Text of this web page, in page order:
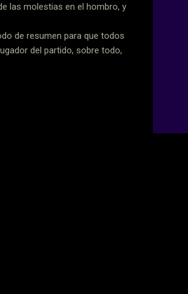
las molestias en el hombro, y
de resumen para que todos
del partido, sobre todo,